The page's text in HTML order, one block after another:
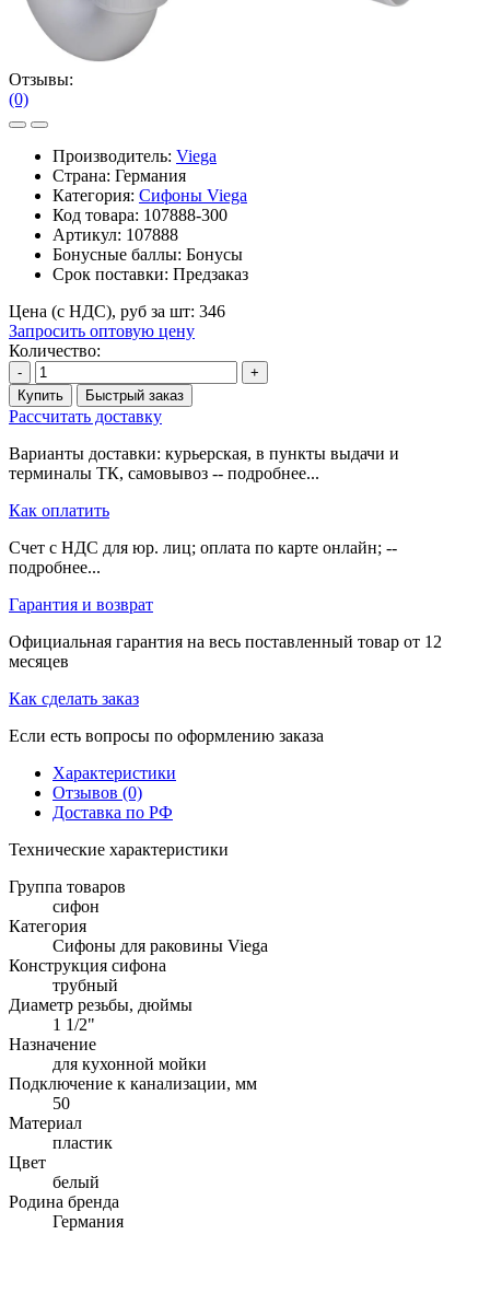
Отзывы:
(0)
Производитель: Viega
Страна: Германия
Категория: Сифоны Viega
Код товара: 107888-300
Артикул: 107888
Бонусные баллы: Бонусы
Срок поставки: Предзаказ
Цена (с НДС), руб за шт: 346
Запросить оптовую цену
Количество:
-
+
Купить
Быстрый заказ
Рассчитать доставку
Варианты доставки: курьерская, в пункты выдачи и
терминалы ТК, самовывоз -- подробнее...
Как оплатить
Счет с НДС для юр. лиц; оплата по карте онлайн; --
подробнее...
Гарантия и возврат
Официальная гарантия на весь поставленный товар от 12
месяцев
Как сделать заказ
Если есть вопросы по оформлению заказа
Характеристики
Отзывов (0)
Доставка по РФ
Технические характеристики
Группа товаров
сифон
Категория
Сифоны для раковины Viega
Конструкция сифона
трубный
Диаметр резьбы, дюймы
1 1/2"
Назначение
для кухонной мойки
Подключение к канализации, мм
50
Материал
пластик
Цвет
белый
Родина бренда
Германия